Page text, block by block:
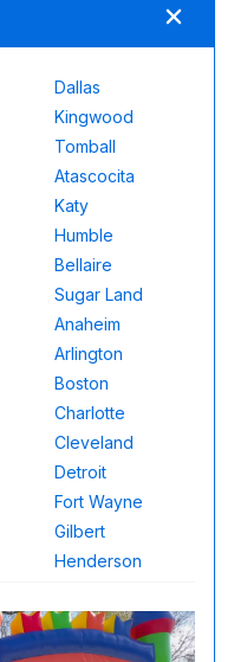
Dallas
Kingwood
Tomball
Atascocita
Katy
Humble
Bellaire
Sugar Land
Anaheim
Arlington
Boston
Charlotte
Cleveland
Detroit
Fort Wayne
Gilbert
Henderson